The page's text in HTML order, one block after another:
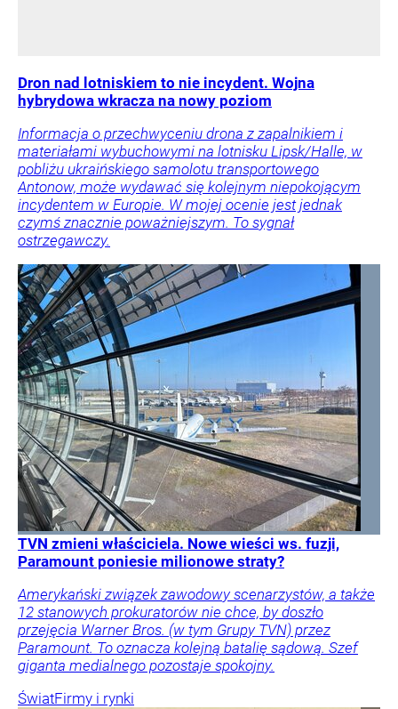
Dron nad lotniskiem to nie incydent. Wojna
hybrydowa wkracza na nowy poziom
Informacja o przechwyceniu drona z zapalnikiem i
materiałami wybuchowymi na lotnisku Lipsk/Halle, w
pobliżu ukraińskiego samolotu transportowego
Antonow, może wydawać się kolejnym niepokojącym
incydentem w Europie. W mojej ocenie jest jednak
czymś znacznie poważniejszym. To sygnał
ostrzegawczy.
TVN zmieni właściciela. Nowe wieści ws. fuzji,
Paramount poniesie milionowe straty?
Amerykański związek zawodowy scenarzystów, a także
12 stanowych prokuratorów nie chce, by doszło
przejęcia Warner Bros. (w tym Grupy TVN) przez
Paramount. To oznacza kolejną batalię sądową. Szef
giganta medialnego pozostaje spokojny.
ŚwiatFirmy i rynki